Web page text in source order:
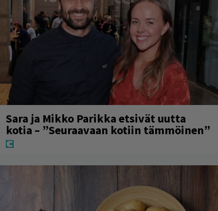
Sara ja Mikko Parikka etsivät uutta
kotia – ”Seuraavaan kotiin tämmöinen”